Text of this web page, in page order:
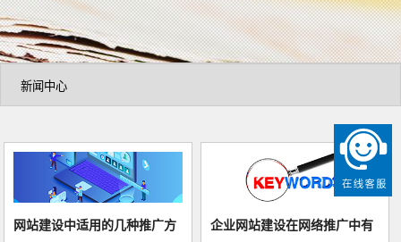
网站建设中适用的几种推广方
企业网站建设在网络推广中有